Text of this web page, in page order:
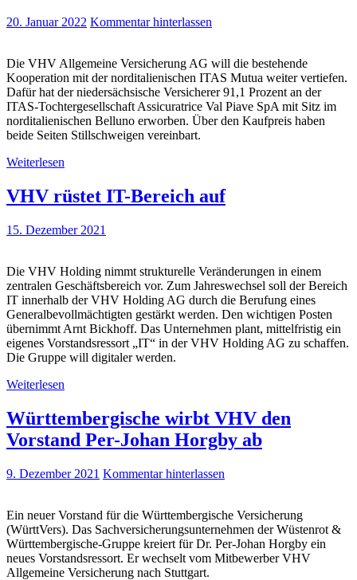
20. Januar 2022 Kommentar hinterlassen
Die VHV Allgemeine Versicherung AG will die bestehende
Kooperation mit der norditalienischen ITAS Mutua weiter vertiefen.
Dafür hat der niedersächsische Versicherer 91,1 Prozent an der
ITAS-Tochtergesellschaft Assicuratrice Val Piave SpA mit Sitz im
norditalienischen Belluno erworben. Über den Kaufpreis haben
beide Seiten Stillschweigen vereinbart.
Weiterlesen
VHV rüstet IT-Bereich auf
15. Dezember 2021
Die VHV Holding nimmt strukturelle Veränderungen in einem
zentralen Geschäftsbereich vor. Zum Jahreswechsel soll der Bereich
IT innerhalb der VHV Holding AG durch die Berufung eines
Generalbevollmächtigten gestärkt werden. Den wichtigen Posten
übernimmt Arnt Bickhoff. Das Unternehmen plant, mittelfristig ein
eigenes Vorstandsressort „IT“ in der VHV Holding AG zu schaffen.
Die Gruppe will digitaler werden.
Weiterlesen
Württembergische wirbt VHV den
Vorstand Per-Johan Horgby ab
9. Dezember 2021 Kommentar hinterlassen
Ein neuer Vorstand für die Württembergische Versicherung
(WürttVers). Das Sachversicherungsunternehmen der Wüstenrot &
Württembergische-Gruppe kreiert für Dr. Per-Johan Horgby ein
neues Vorstandsressort. Er wechselt vom Mitbewerber VHV
Allgemeine Versicherung nach Stuttgart.